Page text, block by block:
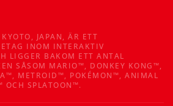
JAPAN, ÄR ETT
INOM INTERAKTIV
LIGGER BAKOM ETT ANTAL
SÅSOM MARIO™, DONKEY KONG™,
METROID™, POKÉMON™, ANIMAL
SPLATOON™.